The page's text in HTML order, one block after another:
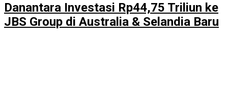
Danantara Investasi Rp44,75 Triliun ke
JBS Group di Australia & Selandia Baru